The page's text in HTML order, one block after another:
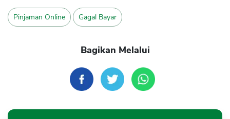
Pinjaman Online Gagal Bayar
Bagikan Melalui